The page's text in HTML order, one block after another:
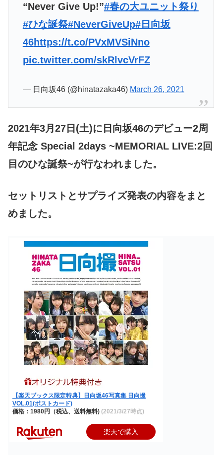
“Never Give Up!”#春の大ユニット祭り
#ひな誕祭#NeverGiveUp#日向坂
46https://t.co/PVxMVSiNno
pic.twitter.com/skRlvcVrFZ
— 日向坂46 (@hinatazaka46) March 26, 2021
2021年3月27日(土)に日向坂46のデビュー2周
年記念 Special 2days ~MEMORIAL LIVE:2回
目のひな誕祭~が行なわれました。
セットリストとサプライズ発表の内容をまと
めました。
【楽天ブックス限定特典】日向坂46写真集 日向撮
VOL.01(ポストカード)
価格：1980円（税込、送料無料) (2021/3/27時点)
楽天で購入